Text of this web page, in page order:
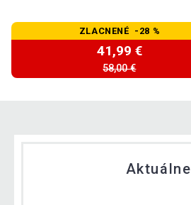
ZLACNENÉ -28 %
41,99 €
58,00 €
Aktuálne